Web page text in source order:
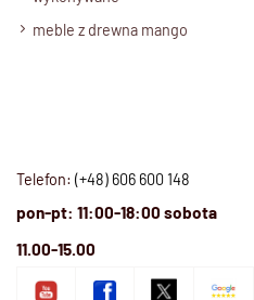
meble z drewna mango
Telefon: (+48) 606 600 148
pon-pt: 11:00-18:00 sobota
11.00-15.00